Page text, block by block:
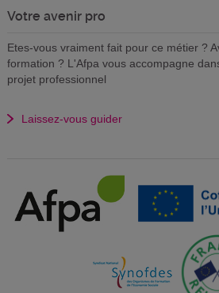
Votre avenir pro
Etes-vous vraiment fait pour ce métier ?
formation ? L'Afpa vous accompagne
projet professionnel
Laissez-vous guider